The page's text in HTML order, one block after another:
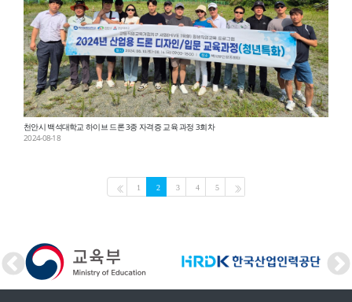
천안시 백석대학교 하이브 드론 3종 자격증 교육 과정 3회차
2024-08-18
1 2 3 4 5